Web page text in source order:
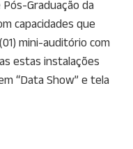
Pós-Graduação da
capacidades que
mini-auditório com
estas instalações
“Data Show” e tela